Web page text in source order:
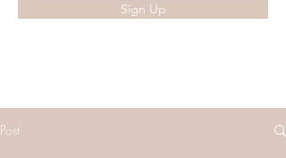
Sign Up
Post